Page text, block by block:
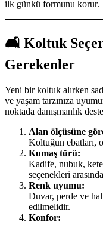
ilk günkü formunu korur.
🛋️ Koltuk
Gerekenler
Yeni bir koltuk alırken
ve yaşam tarzınıza
noktada danışmanlık
Alan ölçüsüne
Koltuğun ebatları,
Kumaş türü:
Kadife, nubuk,
seçenekleri
Renk uyumu:
Duvar, perde ve
edilmelidir.
Konfor: